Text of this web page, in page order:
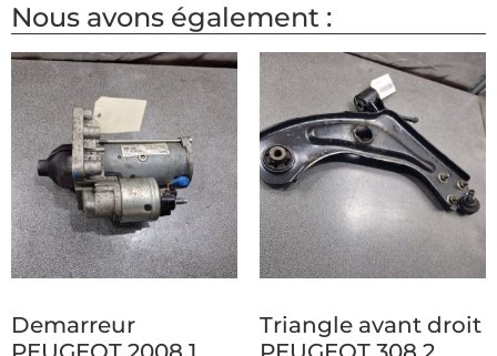
Nous avons également :
Demarreur
Triangle avant droit